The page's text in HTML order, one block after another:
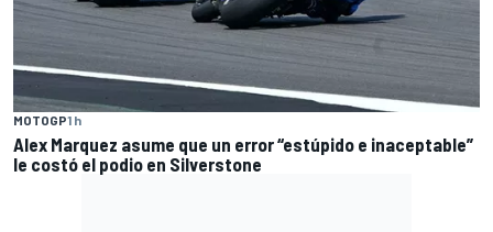
MOTOGP1 h
Alex Marquez asume que un error “estúpido e inaceptable”
le costó el podio en Silverstone